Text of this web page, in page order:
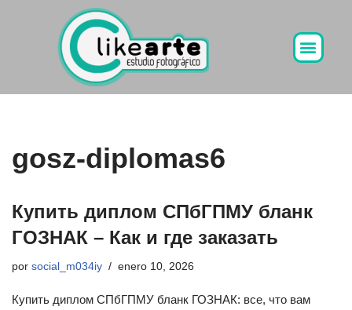
gosz-diplomas6
Купить диплом СПбГПМУ бланк
ГОЗНАК – Как и где заказать
por social_m034iy enero 10, 2026
Купить диплом СПбГПМУ бланк ГОЗНАК: все, что вам